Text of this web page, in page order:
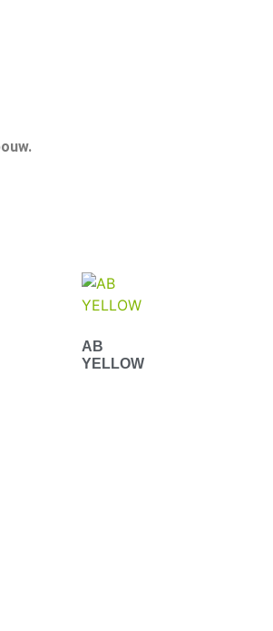
AB
YELLOW